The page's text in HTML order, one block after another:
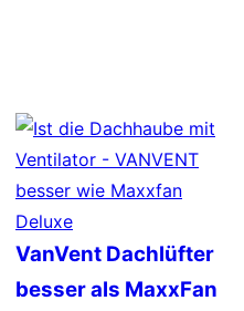
VanVent Dachlüfter
besser als MaxxFan